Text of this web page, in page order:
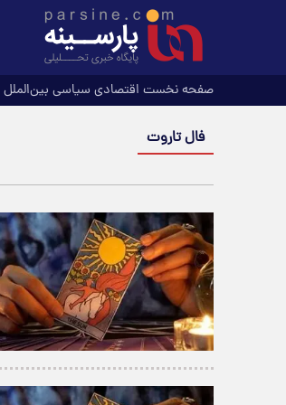
صفحه نخست اقتصادی سیاسی بین‌الملل
فال تاروت